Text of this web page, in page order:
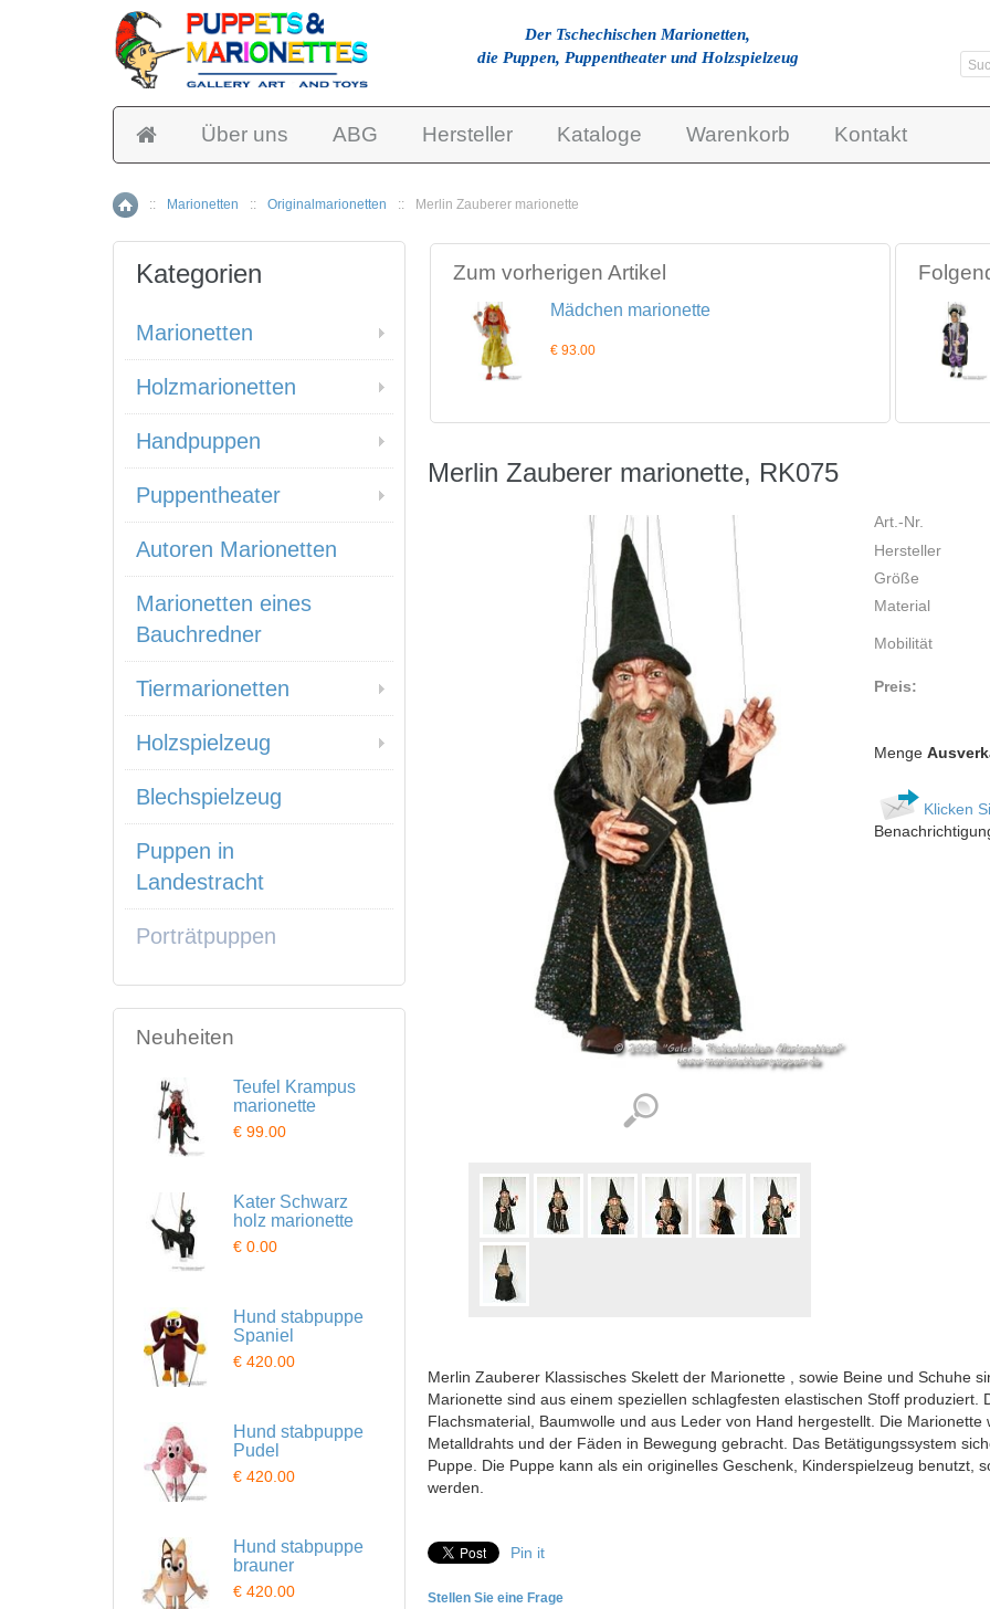
Über uns ABG Hersteller Kataloge Warenkorb Kontakt
Home
:: Marionetten :: Originalmarionetten :: Merlin Zauberer marionette
Zum vorherigen Artikel
Mädchen marionette
€ 93.00
Merlin Zauberer marionette, RK075
Art.-Nr.
Hersteller
Größe
Material
Mobilität
Preis:
Menge
Klicken
Merlin Zauberer Klassisches Skelett der Marionette , sowie Beine und Schuhe
Marionette sind aus einem speziellen schlagfesten elastischen Stoff
Flachsmaterial, Baumwolle und aus Leder von Hand hergestellt. Die
Metalldrahts und der Fäden in Bewegung gebracht. Das Betätigungssystem
Puppe. Die Puppe kann als ein originelles Geschenk, Kinderspielzeug benutzt,
werden.
Pin it
Stellen Sie eine Frage
Kategorien
Marionetten
Holzmarionetten
Handpuppen
Puppentheater
Autoren Marionetten
Marionetten eines
Bauchredner
Tiermarionetten
Holzspielzeug
Blechspielzeug
Puppen in
Landestracht
Porträtpuppen
Neuheiten
Teufel Krampus
marionette
€ 99.00
Kater Schwarz
holz marionette
€ 0.00
Hund stabpuppe
Spaniel
€ 420.00
Hund stabpuppe
Pudel
€ 420.00
Hund stabpuppe
brauner
€ 420.00
Der Tschechischen Marionetten,
die Puppen, Puppentheater und Holzspielzeug